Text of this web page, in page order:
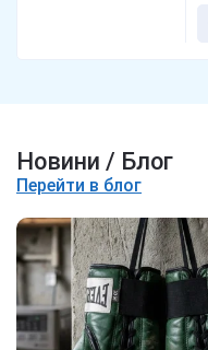
Новини / Блог
Перейти в блог